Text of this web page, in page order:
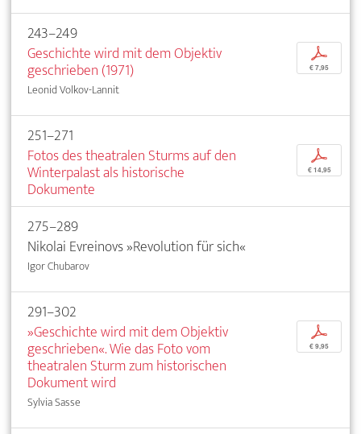
243–249
Geschichte wird mit dem Objektiv
geschrieben (1971)
Leonid Volkov-Lannit
p
€ 7,95
251–271
Fotos des theatralen Sturms auf den
Winterpalast als historische
Dokumente
p
€ 14,95
275–289
Nikolai Evreinovs »Revolution für sich«
Igor Chubarov
291–302
»Geschichte wird mit dem Objektiv
geschrieben«. Wie das Foto vom
theatralen Sturm zum historischen
Dokument wird
Sylvia Sasse
p
€ 9,95